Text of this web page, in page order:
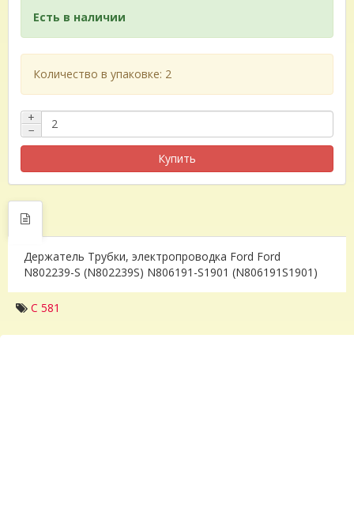
Есть в наличии
Количество в упаковке: 2
+
−
Купить
Держатель Трубки, электропроводка Ford Ford
N802239-S (N802239S) N806191-S1901 (N806191S1901)
C 581